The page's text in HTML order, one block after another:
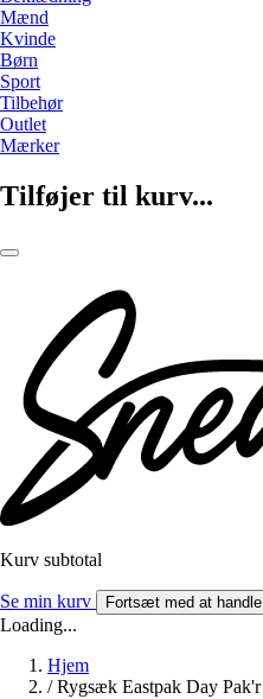
Mænd
Kvinde
Børn
Sport
Tilbehør
Outlet
Mærker
Tilføjer til kurv...
Kurv subtotal
Se min kurv Fortsæt med at handle
Loading...
Hjem
/ Rygsæk Eastpak Day Pak'r